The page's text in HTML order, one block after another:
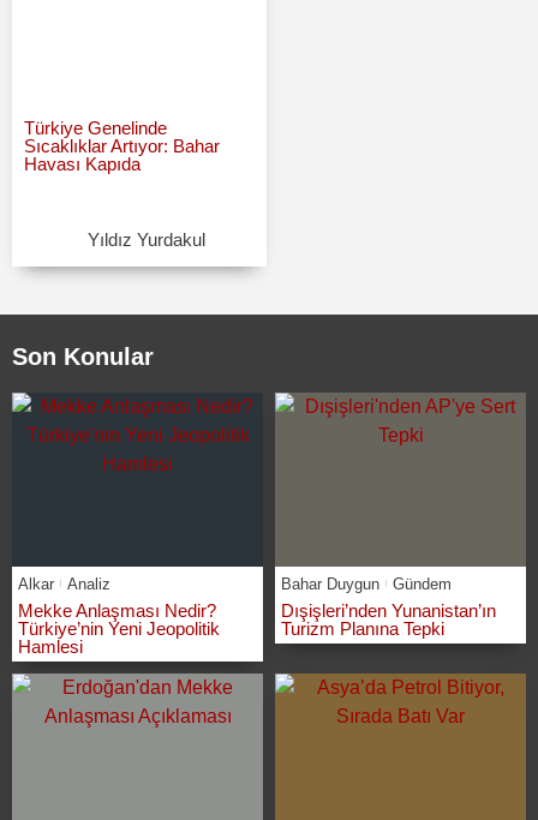
Türkiye Genelinde
Sıcaklıklar Artıyor: Bahar
Havası Kapıda
Yıldız Yurdakul
Son Konular
Alkar Analiz
Mekke Anlaşması Nedir?
Türkiye’nin Yeni Jeopolitik
Hamlesi
Bahar Duygun Gündem
Dışişleri’nden Yunanistan’ın
Turizm Planına Tepki